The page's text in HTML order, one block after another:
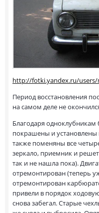
http://fotki.yandex.ru/users/
Период восстановления
на самом деле не
Благодаря
покрашены и
также поменяны все
зеркало, приемник и
так и не нашла пока).
отремонтирован (теперь
отремонтирован
привели в порядок
снова забегал. Старые